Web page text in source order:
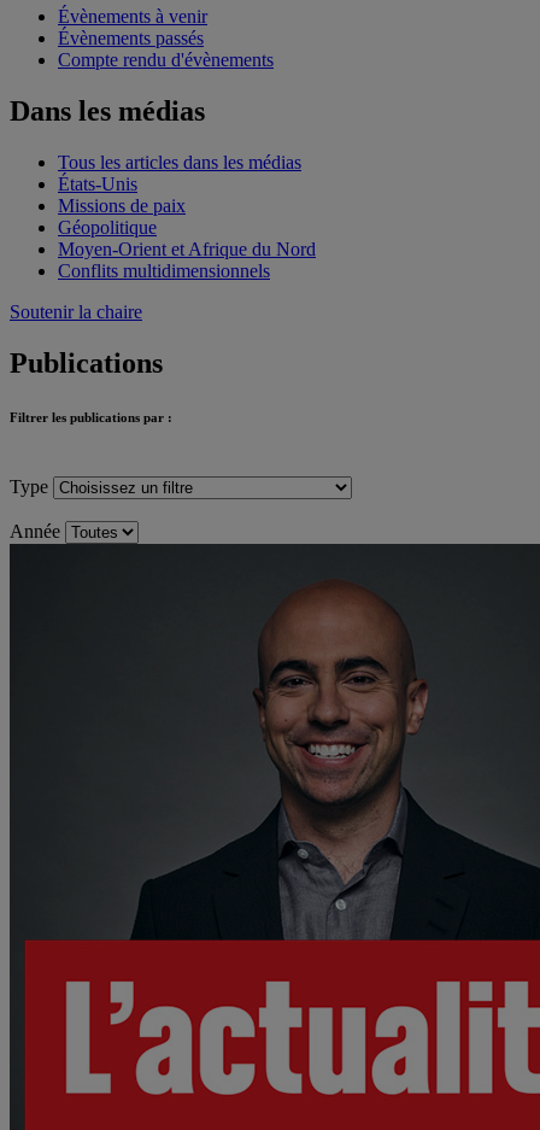
Évènements à venir
Évènements passés
Compte rendu d'évènements
Dans les médias
Tous les articles dans les médias
États-Unis
Missions de paix
Géopolitique
Moyen-Orient et Afrique du Nord
Conflits multidimensionnels
Soutenir la chaire
Publications
Filtrer les publications par :
Type
Année